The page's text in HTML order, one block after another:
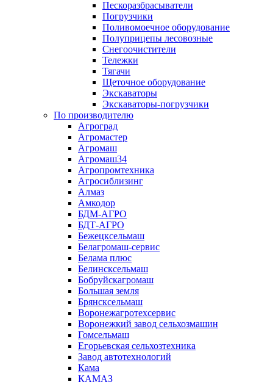
Пескоразбрасыватели
Погрузчики
Поливомоечное оборудование
Полуприцепы лесовозные
Снегоочистители
Тележки
Тягачи
Щеточное оборудование
Экскаваторы
Экскаваторы-погрузчики
По производителю
Агроград
Агромастер
Агромаш
Агромаш34
Агропромтехника
Агросиблизинг
Алмаз
Амкодор
БДМ-АГРО
БДТ-АГРО
Бежецксельмаш
Белагромаш-сервис
Белама плюс
Белинсксельмаш
Бобруйскагромаш
Большая земля
Брянсксельмаш
Воронежагротехсервис
Воронежкий завод сельхозмашин
Гомсельмаш
Егорьевская сельхозтехника
Завод автотехнологий
Кама
КАМАЗ